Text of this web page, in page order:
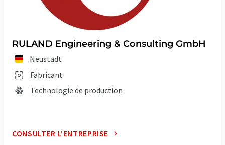
RULAND Engineering & Consulting GmbH
Neustadt
Fabricant
Technologie de production
CONSULTER L’ENTREPRISE